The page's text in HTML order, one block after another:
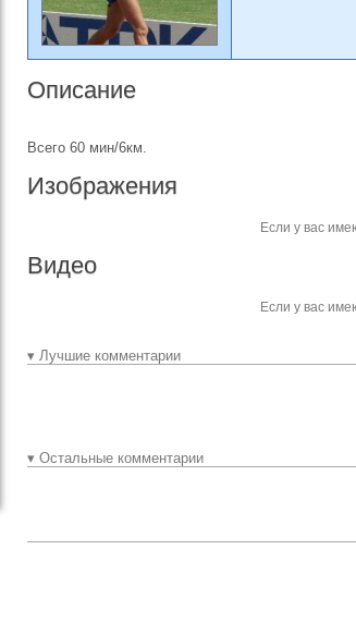
Описание
Всего 60 мин/6км.
Изображения
Если у вас
Видео
Если у вас
▾ Лучшие комментарии
▾ Остальные комментарии